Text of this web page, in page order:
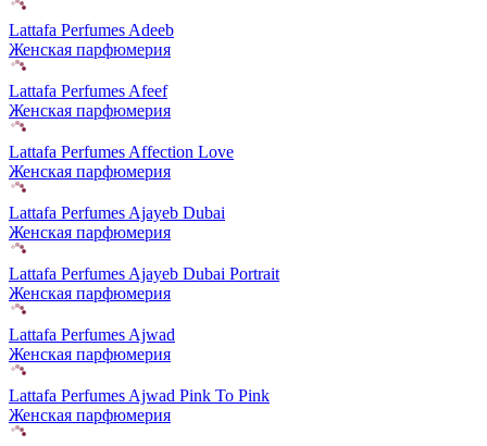
Lattafa Perfumes Adeeb
Женская парфюмерия
Lattafa Perfumes Afeef
Женская парфюмерия
Lattafa Perfumes Affection Love
Женская парфюмерия
Lattafa Perfumes Ajayeb Dubai
Женская парфюмерия
Lattafa Perfumes Ajayeb Dubai Portrait
Женская парфюмерия
Lattafa Perfumes Ajwad
Женская парфюмерия
Lattafa Perfumes Ajwad Pink To Pink
Женская парфюмерия